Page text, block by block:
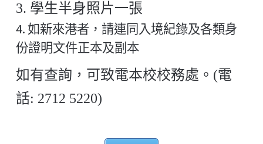
3. 學生半身照片一張
4. 如新來港者，請連同入境紀錄及各類身
份證明文件正本及副本
如有查詢，可致電本校校務處。(電
話: 2712 5220)